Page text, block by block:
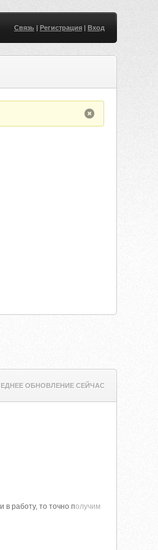
Связь| Регистрация| Вход
ОБНОВЛЕНИЕ СЕЙЧАС
работу, то точно получим